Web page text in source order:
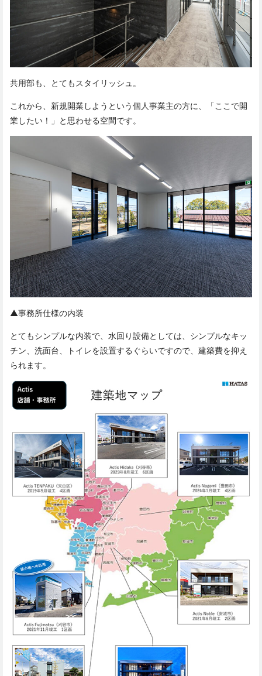
共用部も、とてもスタイリッシュ。
これから、新規開業しようという個人事業主の方に、「ここで開
業したい！」と思わせる空間です。
▲事務所仕様の内装
とてもシンプルな内装で、水回り設備としては、シンプルなキッ
チン、洗面台、トイレを設置するぐらいですので、建築費を抑え
られます。